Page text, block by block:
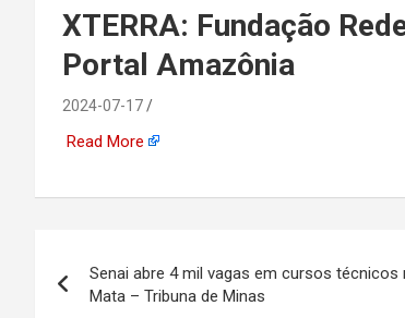
emprego, energia,
offshore, economia,
tecnologia, indústria
automotiva,
indústria naval, etc
XTERRA: Fundação
Portal Amazônia
2024-07-17
Read More
de
Senai abre 4 mil vagas em cursos
Mata – Tribuna de Minas